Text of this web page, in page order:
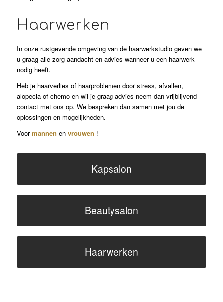
Haarwerken
In onze rustgevende omgeving van de haarwerkstudio geven we
u graag alle zorg aandacht en advies wanneer u een haarwerk
nodig heeft.
Heb je haarverlies of haarproblemen door stress, afvallen,
alopecia of chemo en wil je graag advies neem dan vrijblijvend
contact met ons op. We bespreken dan samen met jou de
oplossingen en mogelijkheden.
Voormannen en vrouwen !
Kapsalon
Beautysalon
Haarwerken